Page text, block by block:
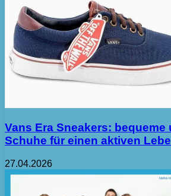
Vans Era Sneakers:
Schuhe für einen aktiven
27.04.2026